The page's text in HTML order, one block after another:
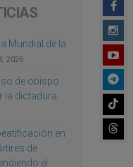
Mundial de la
2026
de obispo
la dictadura
en
de
el